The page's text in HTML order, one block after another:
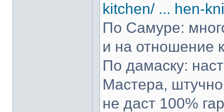
kitchen/ ... hen-
По Самуре:
и на отношение
По дамаску:
Мастера,
не даст 100%